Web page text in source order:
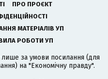
ПРО ПРОЄКТ
МАТЕРІАЛІВ УП
РОБОТИ УП
лише за умови посилання (для
на "Економічну правду".